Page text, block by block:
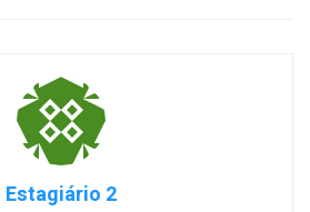
Estagiário 2